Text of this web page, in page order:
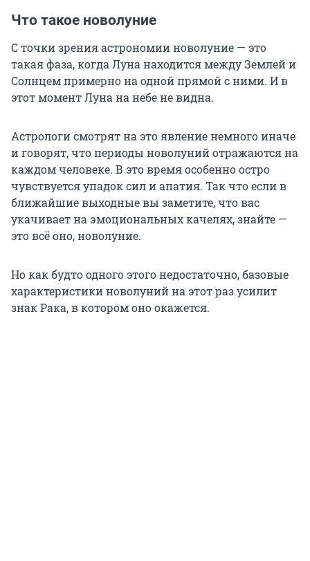
Что такое новолуние
С точки зрения астрономии новолуние — это
такая фаза, когда Луна находится между Землей и
Солнцем примерно на одной прямой с ними. И в
этот момент Луна на небе не видна.
Астрологи смотрят на это явление немного иначе
и говорят, что периоды новолуний отражаются на
каждом человеке. В это время особенно остро
чувствуется упадок сил и апатия. Так что если в
ближайшие выходные вы заметите, что вас
укачивает на эмоциональных качелях, знайте —
это всё оно, новолуние.
Но как будто одного этого недостаточно, базовые
характеристики новолуний на этот раз усилит
знак Рака, в котором оно окажется.